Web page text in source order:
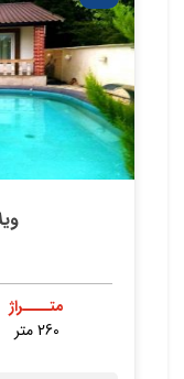
متــــراژ
260 متر